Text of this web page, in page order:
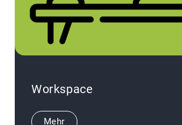
Workspace
Mehr